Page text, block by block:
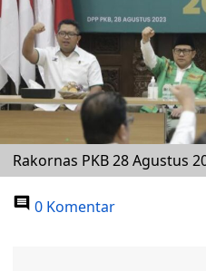
Rakornas PKB 28 Agustus
0 Komentar